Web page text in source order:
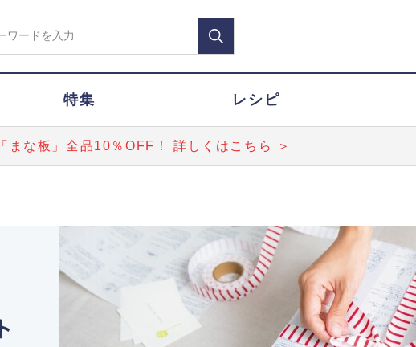
特集 レシピ
まな板」全品10％OFF！ 詳しくはこちら ＞